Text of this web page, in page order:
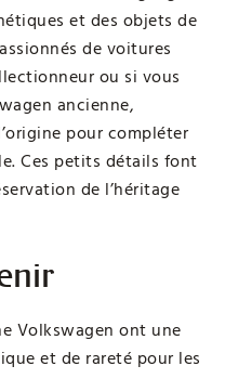
et des objets de
de voitures
ou si vous
ancienne,
pour compléter
Ces petits détails font
de l’héritage
Volkswagen ont une
et de rareté pour les